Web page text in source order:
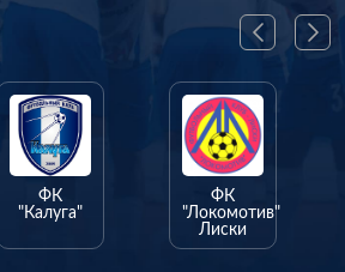
"Локомотив"